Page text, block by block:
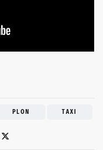
PLON TAXI